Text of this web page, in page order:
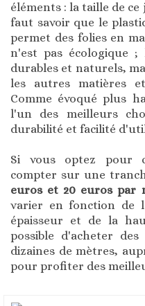
éléments : la taille de
faut savoir que le
permet des folies en
n'est pas écologique
durables et naturels,
les autres matières
Comme évoqué plus
l'un des meilleurs
durabilité et facilité
Si vous optez pour
compter sur une
euros et 20 euros par
varier en fonction de
épaisseur et de la
possible d'acheter
dizaines de mètres,
pour profiter des